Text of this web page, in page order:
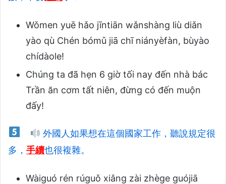
Wǒmen yuē hǎo jīntiān wǎnshàng liù diǎn
yào qù Chén bómǔ jiā chī niányèfàn, bùyào
chídàole!
Chúng ta đã hẹn 6 giờ tối nay đến nhà bác
Trần ăn cơm tất niên, đừng có đến muộn
đấy!
外國人如果想在這個國家工作，聽說規定很
多， 手續也很複雜。
Wàiguó rén rúguǒ xiǎng zài zhège guójiā